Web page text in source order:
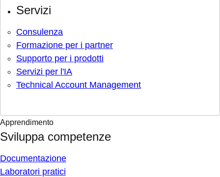
Servizi
Consulenza
Formazione per i partner
Supporto per i prodotti
Servizi per l'IA
Technical Account Management
Apprendimento
Sviluppa competenze
Documentazione
Laboratori pratici